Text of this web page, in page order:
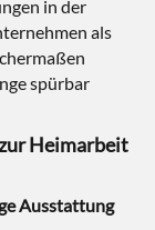
in der
als
spürbar
Heimarbeit
Ausstattung